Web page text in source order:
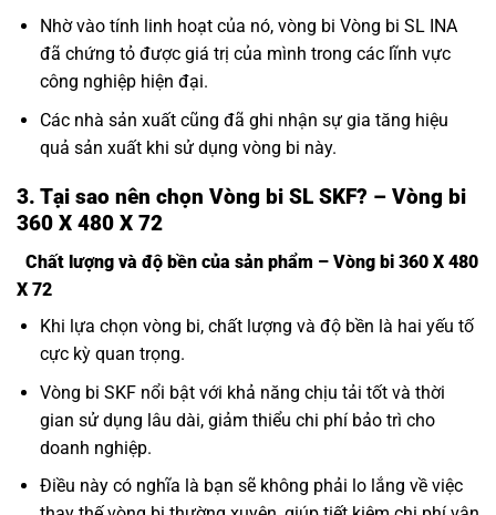
Nhờ vào tính linh hoạt của nó, vòng bi Vòng bi SL INA
đã chứng tỏ được giá trị của mình trong các lĩnh vực
công nghiệp hiện đại.
Các nhà sản xuất cũng đã ghi nhận sự gia tăng hiệu
quả sản xuất khi sử dụng vòng bi này.
3. Tại sao nên chọn Vòng bi SL SKF? – Vòng bi
360 X 480 X 72
Chất lượng và độ bền của sản phẩm – Vòng bi 360 X 480
X 72
Khi lựa chọn vòng bi, chất lượng và độ bền là hai yếu tố
cực kỳ quan trọng.
Vòng bi SKF nổi bật với khả năng chịu tải tốt và thời
gian sử dụng lâu dài, giảm thiểu chi phí bảo trì cho
doanh nghiệp.
Điều này có nghĩa là bạn sẽ không phải lo lắng về việc